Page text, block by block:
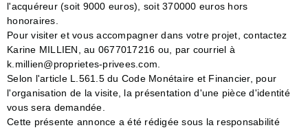
l'acquéreur (soit 9000 euros), soit 370000 euros hors
honoraires.
Pour visiter et vous accompagner dans votre projet, contactez
Karine MILLIEN, au 0677017216 ou, par courriel à
k.millien@proprietes-privees.com.
Selon l'article L.561.5 du Code Monétaire et Financier, pour
l'organisation de la visite, la présentation d'une pièce d'identité
vous sera demandée.
Cette présente annonce a été rédigée sous la responsabilité